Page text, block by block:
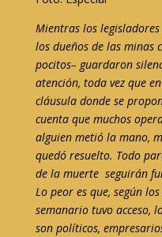
Mientras los
los dueños de las minas
pocitos– guardaron
atención, toda vez que
cláusula donde se
cuenta que muchos
alguien metió la mano,
quedó resuelto. Todo
de la muerte seguirán
Lo peor es que, según
semanario tuvo acceso,
son políticos,